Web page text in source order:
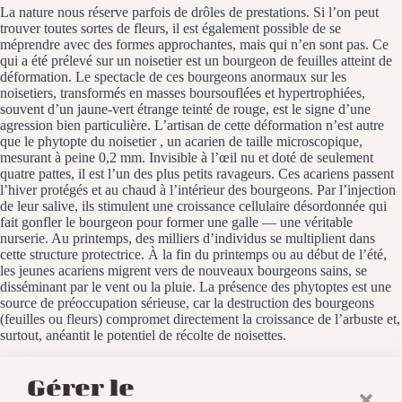
Gérer le
La nature nous réserve parfois de drôles de prestations. Si l’on peut
trouver toutes sortes de fleurs, il est également possible de se
méprendre avec des formes approchantes, mais qui n’en sont pas. Ce
qui a été prélevé sur un noisetier est un bourgeon de feuilles atteint de
déformation. Le spectacle de ces bourgeons anormaux sur les
noisetiers, transformés en masses boursouflées et hypertrophiées,
souvent d’un jaune-vert étrange teinté de rouge, est le signe d’une
agression bien particulière. L’artisan de cette déformation n’est autre
que le phytopte du noisetier , un acarien de taille microscopique,
mesurant à peine 0,2 mm. Invisible à l’œil nu et doté de seulement
quatre pattes, il est l’un des plus petits ravageurs. Ces acariens passent
l’hiver protégés et au chaud à l’intérieur des bourgeons. Par l’injection
de leur salive, ils stimulent une croissance cellulaire désordonnée qui
fait gonfler le bourgeon pour former une galle — une véritable
nurserie. Au printemps, des milliers d’individus se multiplient dans
cette structure protectrice. À la fin du printemps ou au début de l’été,
les jeunes acariens migrent vers de nouveaux bourgeons sains, se
disséminant par le vent ou la pluie. La présence des phytoptes est une
source de préoccupation sérieuse, car la destruction des bourgeons
(feuilles ou fleurs) compromet directement la croissance de l’arbuste et,
surtout, anéantit le potentiel de récolte de noisettes.